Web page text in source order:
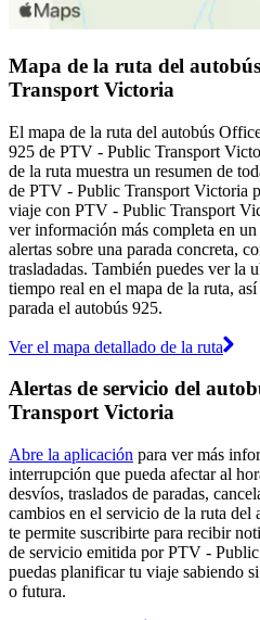
Mapa de la ruta del
Transport Victoria
El mapa de la ruta del autobús
925 de PTV - Public Transport
de la ruta muestra un resumen de
de PTV - Public Transport Victoria
viaje con PTV - Public Transport
ver información más completa en
alertas sobre una parada concreta,
trasladadas. También puedes ver la
tiempo real en el mapa de la ruta,
parada el autobús 925.
Ver el mapa detallado de la ruta
Alertas de servicio del
Transport Victoria
Abre la aplicación para ver más
interrupción que pueda afectar al
desvíos, traslados de paradas,
cambios en el servicio de la ruta del
te permite suscribirte para recibir
de servicio emitida por PTV -
puedas planificar tu viaje sabiendo
o futura.